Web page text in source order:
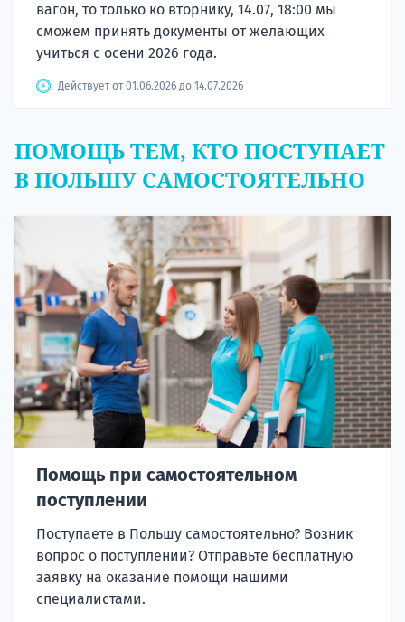
вагон, то только ко вторнику, 14.07, 18:00 мы
сможем принять документы от желающих
учиться с осени 2026 года.
Действует от 01.06.2026 до 14.07.2026
ПОМОЩЬ ТЕМ, КТО ПОСТУПАЕТ
В ПОЛЬШУ САМОСТОЯТЕЛЬНО
Помощь при самостоятельном
поступлении
Поступаете в Польшу самостоятельно? Возник
вопрос о поступлении? Отправьте бесплатную
заявку на оказание помощи нашими
специалистами.